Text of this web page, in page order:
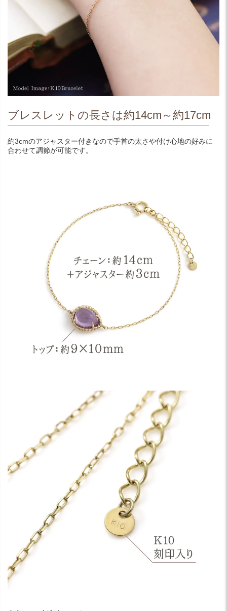
ブレスレットの長さは約14cm～約17cm
約3cmのアジャスター付きなので手首の太さや付け心地の好みに
合わせて調節が可能です。